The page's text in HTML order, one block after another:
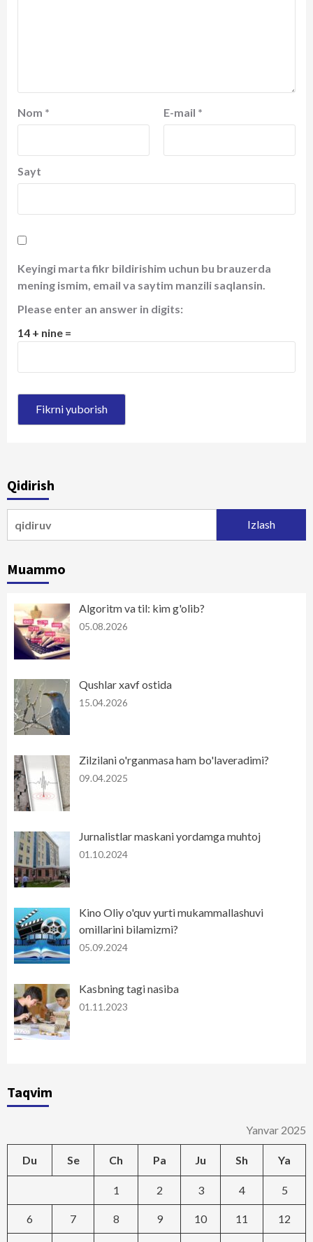
Nom * E-mail *
Sayt
Keyingi marta fikr bildirishim uchun bu brauzerda
mening ismim, email va saytim manzili saqlansin.
Please enter an answer in digits:
14 + nine =
Qidirish
Muammo
Algoritm va til: kim g'olib?
05.08.2026
Qushlar xavf ostida
15.04.2026
Zilzilani o'rganmasa ham bo'laveradimi?
09.04.2025
Jurnalistlar maskani yordamga muhtoj
01.10.2024
Kino Oliy o'quv yurti mukammallashuvi
omillarini bilamizmi?
05.09.2024
Kasbning tagi nasiba
01.11.2023
Taqvim
Yanvar 2025
Du Se Ch Pa Ju Sh Ya
1 2 3 4 5
6 7 8 9 10 11 12